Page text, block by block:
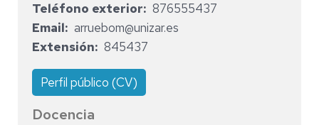
Teléfono exterior
876555437
Email
arruebom@unizar.es
Extensión
845437
Perfil público (CV)
Docencia